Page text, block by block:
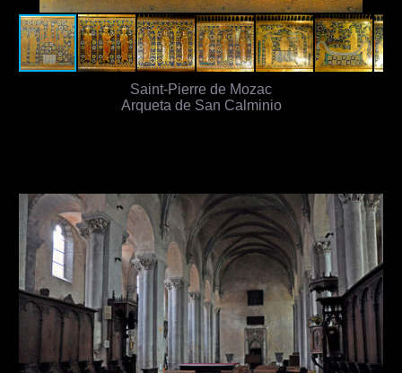
Saint-Pierre de Mozac
Arqueta de San Calminio